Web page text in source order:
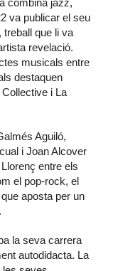
combina jazz,
va publicar el seu
treball que li va
revelació.
musicals entre
destaquen
i La
Aguiló,
i Joan Alcover
entre els
el pop-rock, el
aposta per un
la seva carrera
autodidacta. La